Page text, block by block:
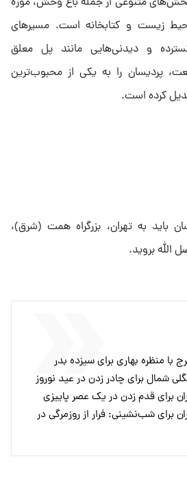
زیست و کتابخانه است. مسیرهای
و دیدنی‌هایی مانند پل معلق
پردیسان را به یکی از محبوب‌ترین
کرده است.
باید به تهران، بزرگراه همت (شرق)،
الله بروید.
با منظره بهاری برای سیزده بدر
شمال برای چادر زدن در عید نوروز
برای قدم زدن در یک عصر پاییزی
برای شب‌نشینی: فرار از روزمرگی در